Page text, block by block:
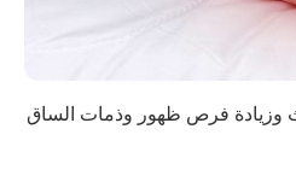
وزيادة فرص ظهور وذمات الساق